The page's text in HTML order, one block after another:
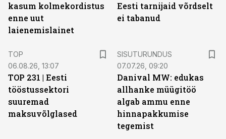
kasum kolmekordistus
enne uut
laienemislainet
Eesti tarnijaid võrdselt
ei tabanud
TOP
06.08.26, 13:07
TOP 231 | Eesti
tööstussektori
suuremad
maksuvõlglased
SISUTURUNDUS
07.07.26, 09:20
Danival MW: edukas
allhanke müügitöö
algab ammu enne
hinnapakkumise
tegemist